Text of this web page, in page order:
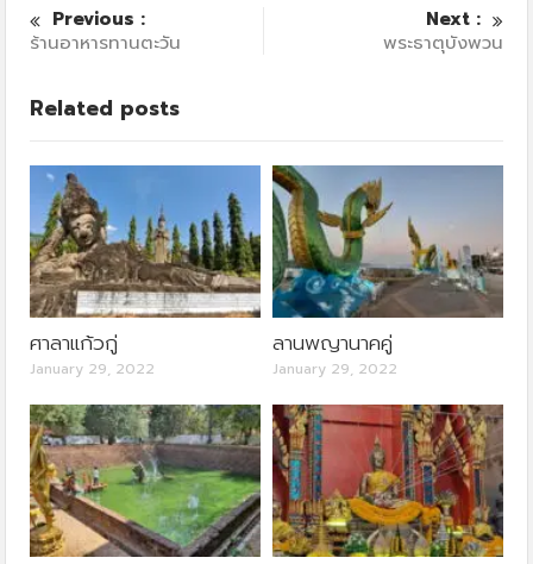
Previous :
ร้านอาหารทานตะวัน
Next :
พระธาตุบังพวน
Related posts
ศาลาแก้วกู่
January 29, 2022
ลานพญานาคคู่
January 29, 2022